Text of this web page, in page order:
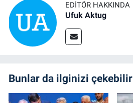
EDITÖR HAKKINDA
Ufuk Aktug
Bunlar da ilginizi çekebilir